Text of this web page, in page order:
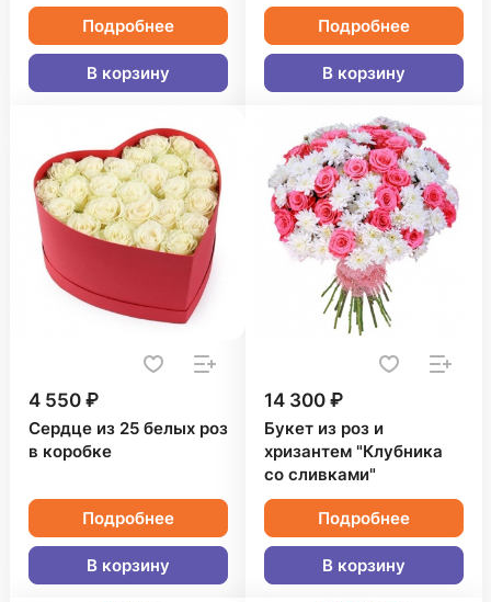
Подробнее
В корзину
Подробнее
В корзину
4 550 ₽
Сердце из 25 белых роз
в коробке
Подробнее
В корзину
14 300 ₽
Букет из роз и
хризантем "Клубника
со сливками"
Подробнее
В корзину